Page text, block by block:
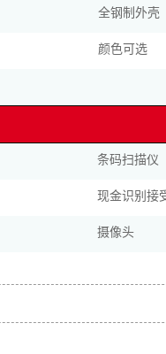
全钢制外壳
颜色可选
条码扫描仪
现金识别接
摄像头